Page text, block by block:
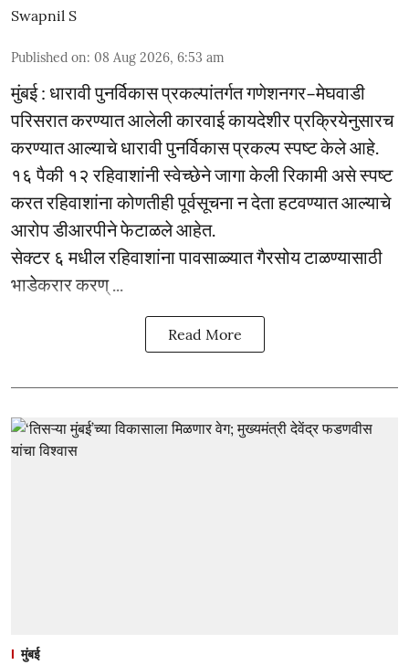
Swapnil S
Published on: 08 Aug 2026, 6:53 am
मुंबई : धारावी पुनर्विकास प्रकल्पांतर्गत गणेशनगर–मेघवाडी
परिसरात करण्यात आलेली कारवाई कायदेशीर प्रक्रियेनुसारच
करण्यात आल्याचे धारावी पुनर्विकास प्रकल्प स्पष्ट केले आहे.
१६ पैकी १२ रहिवाशांनी स्वेच्छेने जागा केली रिकामी असे स्पष्ट
करत रहिवाशांना कोणतीही पूर्वसूचना न देता हटवण्यात आल्याचे
आरोप डीआरपीने फेटाळले आहेत.
सेक्टर ६ मधील रहिवाशांना पावसाळ्यात गैरसोय टाळण्यासाठी
भाडेकरार करण् ...
Read More
मुंबई